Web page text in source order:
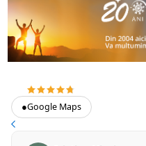
●Google Maps